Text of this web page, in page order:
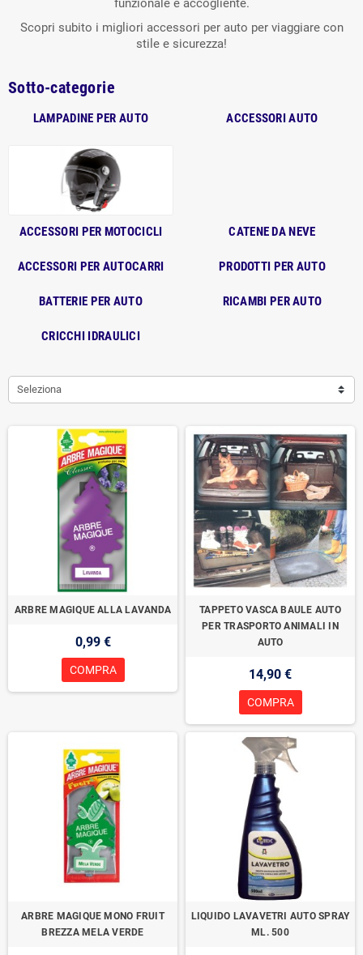
funzionale e accogliente.
Scopri subito i migliori accessori per auto per viaggiare con
stile e sicurezza!
Sotto-categorie
LAMPADINE PER AUTO ACCESSORI AUTO
ACCESSORI PER MOTOCICLI CATENE DA NEVE
ACCESSORI PER AUTOCARRI PRODOTTI PER AUTO
BATTERIE PER AUTO RICAMBI PER AUTO
CRICCHI IDRAULICI
Seleziona
ARBRE MAGIQUE ALLA LAVANDA
0,99 €
COMPRA
TAPPETO VASCA BAULE AUTO
PER TRASPORTO ANIMALI IN
AUTO
14,90 €
COMPRA
ARBRE MAGIQUE MONO FRUIT
BREZZA MELA VERDE
LIQUIDO LAVAVETRI AUTO SPRAY
ML. 500